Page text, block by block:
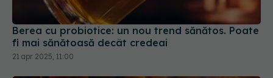
21 apr 2025, 11:00